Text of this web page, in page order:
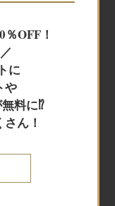
OFF！
に
や
料に⁉
ん！